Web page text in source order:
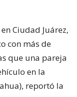
Ciudad Juárez,
con más de
que una pareja
en la
reportó la